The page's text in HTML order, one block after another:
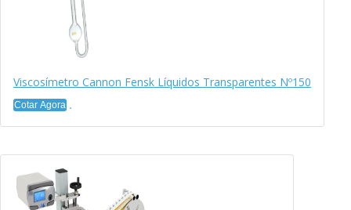
Viscosímetro Cannon Fensk Líquidos Transparentes Nº150
Cotar Agora